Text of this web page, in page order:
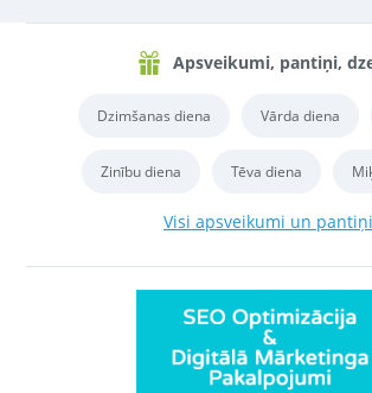
Apsveikumi, pantiņi,
Dzimšanas diena Vārda diena
Zinību diena Tēva diena
Visi apsveikumi un pantiņi